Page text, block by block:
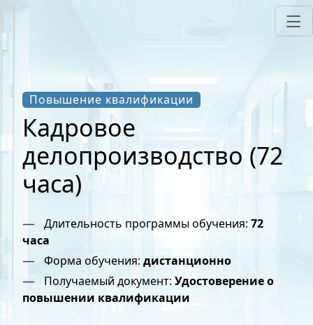
Повышение квалификации
Кадровое
делопроизводство (72
часа)
Длительность программы обучения: 72
часа
Форма обучения: дистанционно
Получаемый документ:Удостоверение о
повышении квалификации